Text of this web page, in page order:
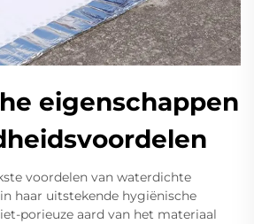
eigenschappen
voordelen van waterdichte
haar uitstekende hygiënische
porieuze aard van het materiaal